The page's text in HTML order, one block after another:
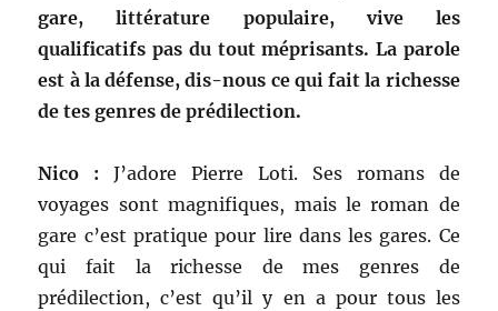
gare, littérature populaire, vive les
qualificatifs pas du tout méprisants. La parole
est à la défense, dis-nous ce qui fait la richesse
de tes genres de prédilection.
Nico : J’adore Pierre Loti. Ses romans de
voyages sont magnifiques, mais le roman de
gare c’est pratique pour lire dans les gares. Ce
qui fait la richesse de mes genres de
prédilection, c’est qu’il y en a pour tous les